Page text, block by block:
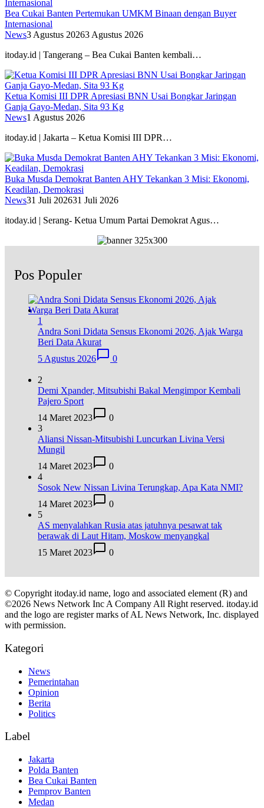
Bea Cukai Banten Pertemukan UMKM Binaan dengan Buyer
Internasional
News3 Agustus 20263 Agustus 2026
itoday.id | Tangerang – Bea Cukai Banten kembali…
Ketua Komisi III DPR Apresiasi BNN Usai Bongkar Jaringan
Ganja Gayo-Medan, Sita 93 Kg
News1 Agustus 2026
itoday.id | Jakarta – Ketua Komisi III DPR…
Buka Musda Demokrat Banten AHY Tekankan 3 Misi: Ekonomi,
Keadilan, Demokrasi
News31 Juli 202631 Juli 2026
itoday.id | Serang- Ketua Umum Partai Demokrat Agus…
Pos Populer
1
Andra Soni Didata Sensus Ekonomi 2026, Ajak Warga
Beri Data Akurat
5 Agustus 2026
0
2
Demi Xpander, Mitsubishi Bakal Mengimpor Kembali
Pajero Sport
14 Maret 2023
0
3
Aliansi Nissan-Mitsubishi Luncurkan Livina Versi
Mungil
14 Maret 2023
0
4
Sosok New Nissan Livina Terungkap, Apa Kata NMI?
14 Maret 2023
0
5
AS menyalahkan Rusia atas jatuhnya pesawat tak
berawak di Laut Hitam, Moskow menyangkal
15 Maret 2023
0
© Copyright itoday.id name, logo and associated element (R) and
©2026 News Network Inc A Company All Right reserved. itoday.id
and the logo are register marks of AL News Network, Inc. displayed
with permission.
Kategori
News
Pemerintahan
Opinion
Berita
Politics
Label
Jakarta
Polda Banten
Bea Cukai Banten
Pemprov Banten
Medan